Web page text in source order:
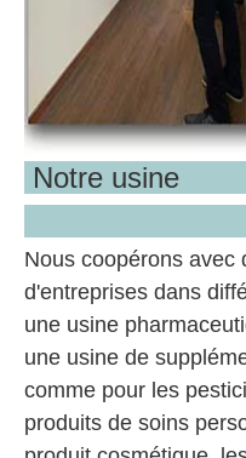
Nous coopérons avec
d'entreprises dans
une usine
une usine de
comme pour les
produits de soins